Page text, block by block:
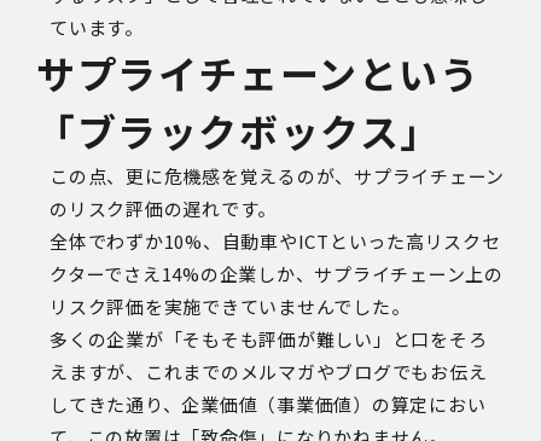
ています。
サプライチェーンという
「ブラックボックス」
この点、更に危機感を覚えるのが、サプライチェーン
のリスク評価の遅れです。
全体でわずか10%、自動車やICTといった高リスクセ
クターでさえ14%の企業しか、サプライチェーン上の
リスク評価を実施できていませんでした。
多くの企業が「そもそも評価が難しい」と口をそろ
えますが、これまでのメルマガやブログでもお伝え
してきた通り、企業価値（事業価値）の算定におい